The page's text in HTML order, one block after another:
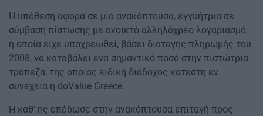
Η υπόθεση αφορά σε μια ανακόπτουσα, εγγυήτρια σε
σύμβαση πίστωσης με ανοικτό αλληλόχρεο λογαριασμό,
η οποία είχε υποχρεωθεί, βάσει διαταγής πληρωμής του
2008, να καταβάλει ένα σημαντικό ποσό στην πιστώτρια
τράπεζα, της οποίας ειδική διάδοχος κατέστη εν
συνεχεία η doValue Greece.
Η καθ’ ης επέδωσε στην ανακόπτουσα επιταγή προς